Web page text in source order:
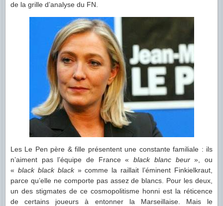
de la grille d’analyse du FN.
Les Le Pen père & fille présentent une constante familiale : ils
n’aiment pas l’équipe de France «black blanc beur», ou
« black black black» comme la raillait l’éminent Finkielkraut,
parce qu’elle ne comporte pas assez de blancs. Pour les deux,
un des stigmates de ce cosmopolitisme honni est la réticence
de certains joueurs à entonner la Marseillaise. Mais le